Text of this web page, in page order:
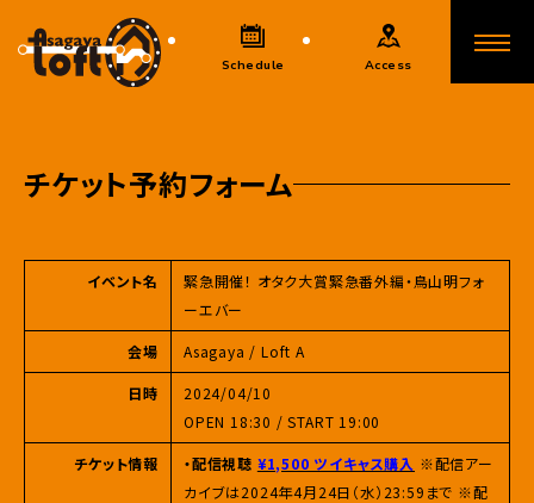
Schedule Access
チケット予約フォーム
イベント名
緊急開催！ オタク大賞緊急番外編・鳥山明フォ
ーエバー
会場 Asagaya / Loft A
日時
2024/04/10
OPEN 18:30 / START 19:00
チケット情報 ・配信視聴 ¥1,500 ツイキャス購入 ※配信アー
カイブは2024年4月24日（水）23:59まで ※配